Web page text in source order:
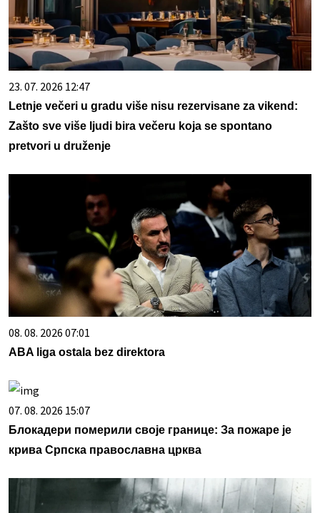
23. 07. 2026 12:47
Letnje večeri u gradu više nisu rezervisane za vikend:
Zašto sve više ljudi bira večeru koja se spontano
pretvori u druženje
08. 08. 2026 07:01
ABA liga ostala bez direktora
07. 08. 2026 15:07
Блокадери померили своје границе: За пожаре је
крива Српска православна црква